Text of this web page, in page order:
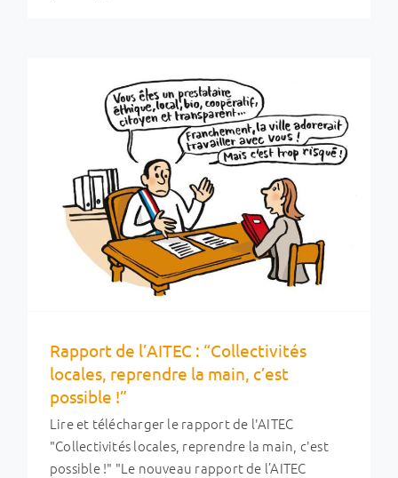
Rapport de l’AITEC : “Collectivités
locales, reprendre la main, c’est
possible !”
Lire et télécharger le rapport de l'AITEC
"Collectivités locales, reprendre la main, c'est
possible !" "Le nouveau rapport de l’AITEC